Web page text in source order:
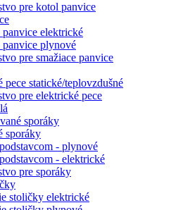
pre kotol panvice
panvice elektrické
panvice plynové
pre smažiace panvice
pece statické/teplovzdušné
pre elektrické pece
sporáky
sporáky
- plynové
- elektrické
pre sporáky
stoličky elektrické